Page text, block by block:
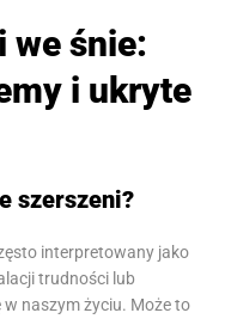
we śnie:
i ukryte
szerszeni?
interpretowany jako
trudności lub
naszym życiu. Może to